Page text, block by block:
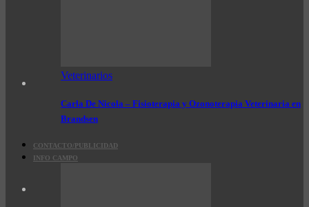
Veterinarios
Carla De Nicola – Fisioterapia y Ozonoterapia Veterinaria en
Brandsen
CONTACTO/PUBLICIDAD
INFO CAMPO